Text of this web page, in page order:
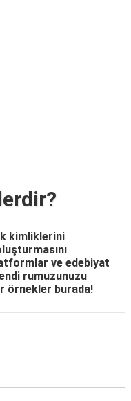
kimliklerini
ve edebiyat
rumuzunuzu
örnekler burada!